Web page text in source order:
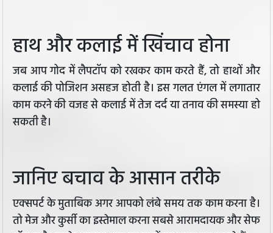
हाथ और कलाई में खिंचाव होना
जब आप गोद में लैपटॉप को रखकर काम करते हैं, तो हाथों और
कलाई की पोजिशन असहज होती है। इस गलत एंगल में लगातार
काम करने की वजह से कलाई में तेज दर्द या तनाव की समस्या हो
सकती है।
जानिए बचाव के आसान तरीके
एक्सपर्ट के मुताबिक अगर आपको लंबे समय तक काम करना है।
तो मेज और कुर्सी का इस्तेमाल करना सबसे आरामदायक और सेफ